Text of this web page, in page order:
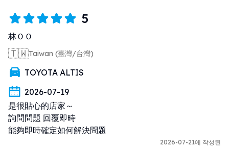
5
林ＯＯ
🇹🇼Taiwan (臺灣/台灣)
TOYOTA ALTIS
2026-07-19
是很貼心的店家～
詢問問題 回覆即時
能夠即時確定如何解決問題
2026-07-21에 작성된